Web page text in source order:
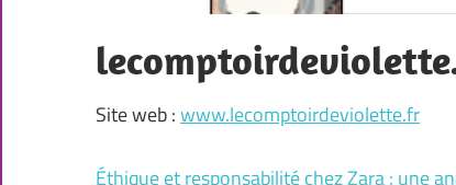
Site web :www.lecomptoirdeviolette.fr
Éthique et responsabilité chez Zara : une